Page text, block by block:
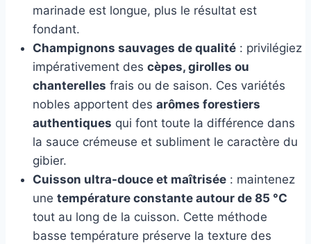
marinade est longue, plus le résultat est
fondant.
Champignons sauvages de qualité : privilégiez
impérativement des cèpes, girolles ou
chanterelles frais ou de saison. Ces variétés
nobles apportent des arômes forestiers
authentiques qui font toute la différence dans
la sauce crémeuse et subliment le caractère du
gibier.
Cuisson ultra-douce et maîtrisée : maintenez
une température constante autour de 85 °C
tout au long de la cuisson. Cette méthode
basse température préserve la texture des